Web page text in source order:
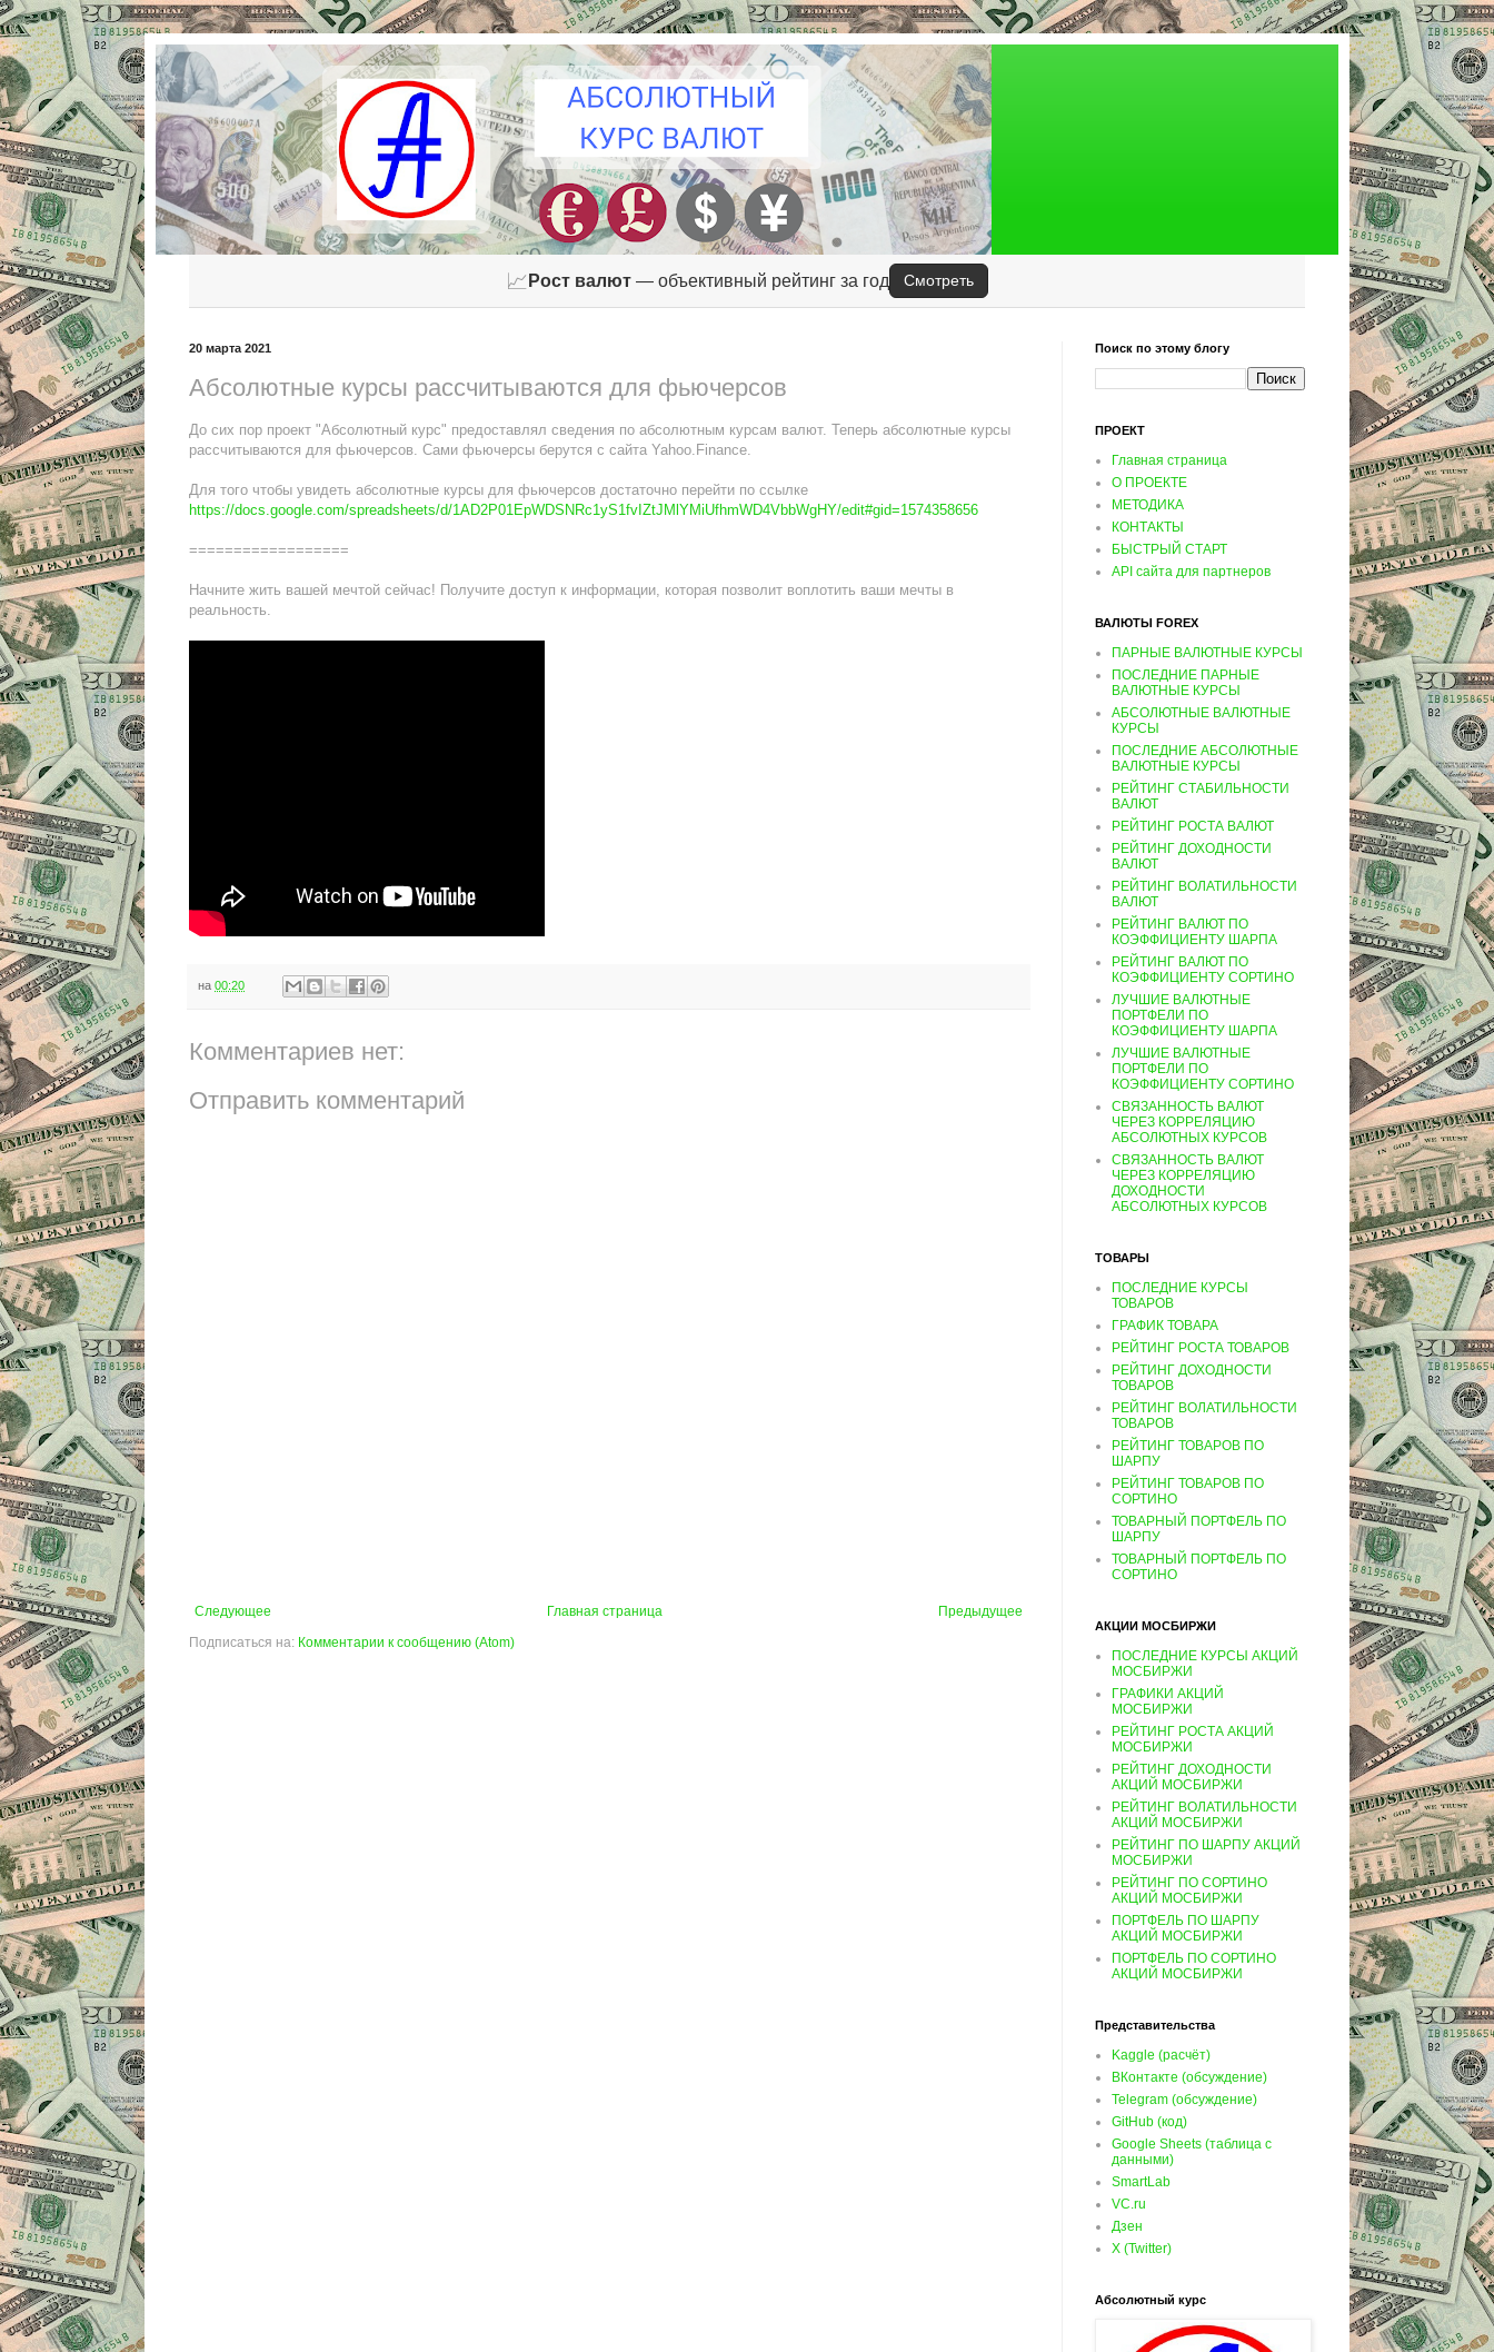
📈 Рост валют — объективный рейтинг за год Смотреть
20 марта 2021
Абсолютные курсы рассчитываются для фьючерсов
До сих пор проект "Абсолютный курс" предоставлял сведения по абсолютным курсам валют. Теперь абсолютные курсы
рассчитываются для фьючерсов. Сами фьючерсы берутся с сайта Yahoo.Finance.
Для того чтобы увидеть абсолютные курсы для фьючерсов достаточно перейти по ссылке
https://docs.google.com/spreadsheets/d/1AD2P01EpWDSNRc1yS1fvIZtJMlYMiUfhmWD4VbbWgHY/edit#gid=1574358656
==================
Начните жить вашей мечтой сейчас! Получите доступ к информации, которая позволит воплотить ваши мечты в
реальность.
на 00:20
Комментариев нет:
Отправить комментарий
Следующее Предыдущее
Главная страница
Подписаться на: Комментарии к сообщению (Atom)
Поиск по этому блогу
ПРОЕКТ
Главная страница
О ПРОЕКТЕ
МЕТОДИКА
КОНТАКТЫ
БЫСТРЫЙ СТАРТ
API сайта для партнеров
ВАЛЮТЫ FOREX
ПАРНЫЕ ВАЛЮТНЫЕ КУРСЫ
ПОСЛЕДНИЕ ПАРНЫЕ
ВАЛЮТНЫЕ КУРСЫ
АБСОЛЮТНЫЕ ВАЛЮТНЫЕ
КУРСЫ
ПОСЛЕДНИЕ АБСОЛЮТНЫЕ
ВАЛЮТНЫЕ КУРСЫ
РЕЙТИНГ СТАБИЛЬНОСТИ
ВАЛЮТ
РЕЙТИНГ РОСТА ВАЛЮТ
РЕЙТИНГ ДОХОДНОСТИ
ВАЛЮТ
РЕЙТИНГ ВОЛАТИЛЬНОСТИ
ВАЛЮТ
РЕЙТИНГ ВАЛЮТ ПО
КОЭФФИЦИЕНТУ ШАРПА
РЕЙТИНГ ВАЛЮТ ПО
КОЭФФИЦИЕНТУ СОРТИНО
ЛУЧШИЕ ВАЛЮТНЫЕ
ПОРТФЕЛИ ПО
КОЭФФИЦИЕНТУ ШАРПА
ЛУЧШИЕ ВАЛЮТНЫЕ
ПОРТФЕЛИ ПО
КОЭФФИЦИЕНТУ СОРТИНО
СВЯЗАННОСТЬ ВАЛЮТ
ЧЕРЕЗ КОРРЕЛЯЦИЮ
АБСОЛЮТНЫХ КУРСОВ
СВЯЗАННОСТЬ ВАЛЮТ
ЧЕРЕЗ КОРРЕЛЯЦИЮ
ДОХОДНОСТИ
АБСОЛЮТНЫХ КУРСОВ
ТОВАРЫ
ПОСЛЕДНИЕ КУРСЫ
ТОВАРОВ
ГРАФИК ТОВАРА
РЕЙТИНГ РОСТА ТОВАРОВ
РЕЙТИНГ ДОХОДНОСТИ
ТОВАРОВ
РЕЙТИНГ ВОЛАТИЛЬНОСТИ
ТОВАРОВ
РЕЙТИНГ ТОВАРОВ ПО
ШАРПУ
РЕЙТИНГ ТОВАРОВ ПО
СОРТИНО
ТОВАРНЫЙ ПОРТФЕЛЬ ПО
ШАРПУ
ТОВАРНЫЙ ПОРТФЕЛЬ ПО
СОРТИНО
АКЦИИ МОСБИРЖИ
ПОСЛЕДНИЕ КУРСЫ АКЦИЙ
МОСБИРЖИ
ГРАФИКИ АКЦИЙ
МОСБИРЖИ
РЕЙТИНГ РОСТА АКЦИЙ
МОСБИРЖИ
РЕЙТИНГ ДОХОДНОСТИ
АКЦИЙ МОСБИРЖИ
РЕЙТИНГ ВОЛАТИЛЬНОСТИ
АКЦИЙ МОСБИРЖИ
РЕЙТИНГ ПО ШАРПУ АКЦИЙ
МОСБИРЖИ
РЕЙТИНГ ПО СОРТИНО
АКЦИЙ МОСБИРЖИ
ПОРТФЕЛЬ ПО ШАРПУ
АКЦИЙ МОСБИРЖИ
ПОРТФЕЛЬ ПО СОРТИНО
АКЦИЙ МОСБИРЖИ
Представительства
Kaggle (расчёт)
ВКонтакте (обсуждение)
Telegram (обсуждение)
GitHub (код)
Google Sheets (таблица с
данными)
SmartLab
VC.ru
Дзен
X (Twitter)
Абсолютный курс